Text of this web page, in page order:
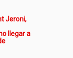
Jeroni,
llegar a